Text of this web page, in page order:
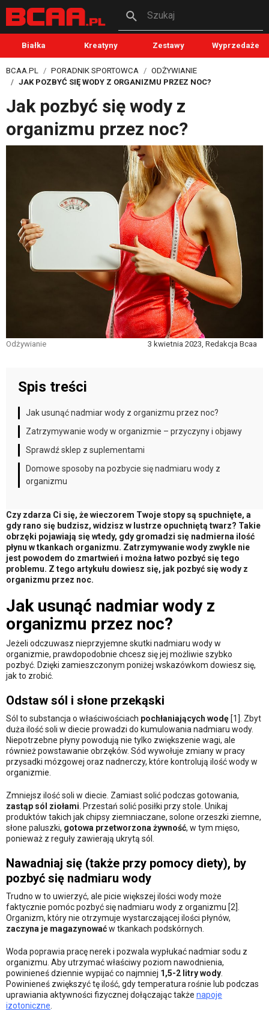
Szukaj
Białka Kreatyny Zestawy Wyprzedaże
BCAA.PL PORADNIK SPORTOWCA
ODŻYWIANIE
JAK POZBYĆ SIĘ WODY Z ORGANIZMU PRZEZ NOC?
Jak pozbyć się wody z
organizmu przez noc?
Odżywianie 3 kwietnia 2023, Redakcja Bcaa
Spis treści
Jak usunąć nadmiar wody z organizmu przez noc?
Zatrzymywanie wody w organizmie – przyczyny i objawy
Sprawdź sklep z suplementami
Domowe sposoby na pozbycie się nadmiaru wody z
organizmu
Czy zdarza Ci się, że wieczorem Twoje stopy są spuchnięte, a
gdy rano się budzisz, widzisz w lustrze opuchniętą twarz? Takie
obrzęki pojawiają się wtedy, gdy gromadzi się nadmierna ilość
płynu w tkankach organizmu. Zatrzymywanie wody zwykle nie
jest powodem do zmartwień i można łatwo pozbyć się tego
problemu. Z tego artykułu dowiesz się, jak pozbyć się wody z
organizmu przez noc.
Jak usunąć nadmiar wody z
organizmu przez noc?
Jeżeli odczuwasz nieprzyjemne skutki nadmiaru wody w
organizmie, prawdopodobnie chcesz się jej możliwie szybko
pozbyć. Dzięki zamieszczonym poniżej wskazówkom dowiesz się,
jak to zrobić.
Odstaw sól i słone przekąski
Sól to substancja o właściwościach pochłaniających wodę [1]. Zbyt
duża ilość soli w diecie prowadzi do kumulowania nadmiaru wody.
Niepotrzebne płyny powodują nie tylko zwiększenie wagi, ale
również powstawanie obrzęków. Sód wywołuje zmiany w pracy
przysadki mózgowej oraz nadnerczy, które kontrolują ilość wody w
organizmie.
Zmniejsz ilość soli w diecie. Zamiast solić podczas gotowania,
zastąp sól ziołami . Przestań solić posiłki przy stole. Unikaj
produktów takich jak chipsy ziemniaczane, solone orzeszki ziemne,
słone paluszki, gotowa przetworzona żywność, w tym mięso,
ponieważ z reguły zawierają ukrytą sól.
Nawadniaj się (także przy pomocy diety), by
pozbyć się nadmiaru wody
Trudno w to uwierzyć, ale picie większej ilości wody może
faktycznie pomóc pozbyć się nadmiaru wody z organizmu [2].
Organizm, który nie otrzymuje wystarczającej ilości płynów,
zaczyna je magazynowaćw tkankach podskórnych.
Woda poprawia pracę nerek i pozwala wypłukać nadmiar sodu z
organizmu. Aby utrzymać właściwy poziom nawodnienia,
powinieneś dziennie wypijać co najmniej 1,5-2 litry wody
Powinieneś zwiększyć tę ilość, gdy temperatura rośnie lub podczas
uprawiania aktywności fizycznej dołączając także napoje
izotoniczne